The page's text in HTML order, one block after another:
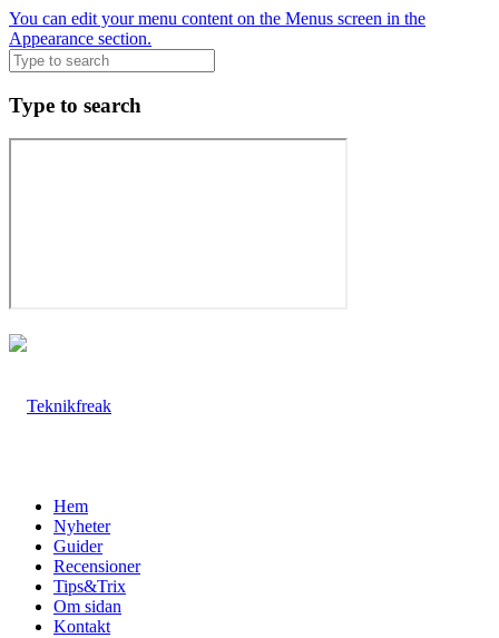
You can edit your menu content on the Menus screen in the
Appearance section.
Type to search
Hem
Nyheter
Guider
Recensioner
Tips&Trix
Om sidan
Kontakt